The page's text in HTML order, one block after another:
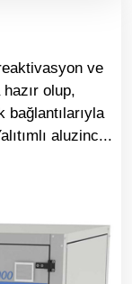
ve
olup,
aluzinc...